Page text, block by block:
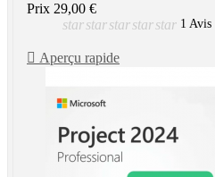
Prix 29,00 €
star star star star star 1 Avis
 Aperçu rapide